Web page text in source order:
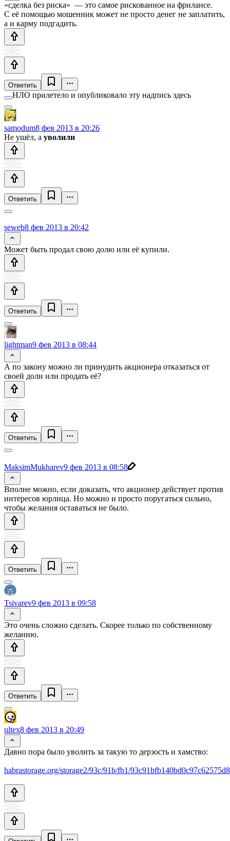
«сделка без риска» — это самое рискованное на фрилансе.
С её помощью мошенник может не просто денег не заплатить,
а и карму подгадить.
Ответить
НЛО прилетело и опубликовало эту надпись здесь
samodum8 фев 2013 в 20:26
Не ушёл, а уволили
Ответить
seweb8 фев 2013 в 20:42
Может быть продал свою долю или её купили.
Ответить
lightman9 фев 2013 в 08:44
А по закону можно ли принудить акционера отказаться от
своей доли или продать её?
Ответить
MaksimMukharev9 фев 2013 в 08:58
Вполне можно, если доказать, что акционер действует против
интересов юрлица. Но можно и просто поругаться сильно,
чтобы желания оставаться не было.
Ответить
Tsivarev9 фев 2013 в 09:58
Это очень сложно сделать. Скорее только по собственному
желанию.
Ответить
ultex8 фев 2013 в 20:49
Давно пора было уволить за такую то дерзость и хамство:
habrastorage.org/storage2/93c/91b/fb1/